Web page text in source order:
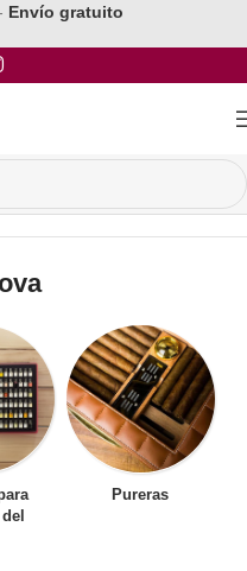
Envío gratuito
Pureras